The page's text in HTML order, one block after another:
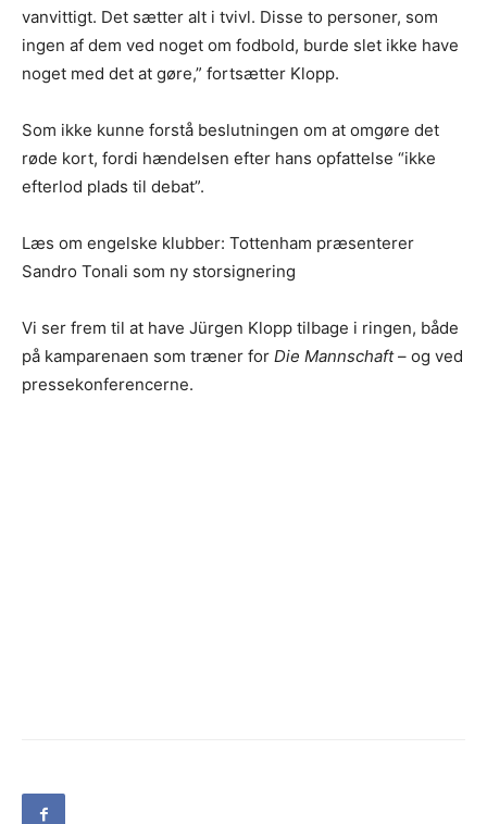
vanvittigt. Det sætter alt i tvivl. Disse to personer, som
ingen af dem ved noget om fodbold, burde slet ikke have
noget med det at gøre,” fortsætter Klopp.
Som ikke kunne forstå beslutningen om at omgøre det
røde kort, fordi hændelsen efter hans opfattelse “ikke
efterlod plads til debat”.
Læs om engelske klubber: Tottenham præsenterer
Sandro Tonali som ny storsignering
Vi ser frem til at have Jürgen Klopp tilbage i ringen, både
på kamparenaen som træner for Die Mannschaft– og ved
pressekonferencerne.